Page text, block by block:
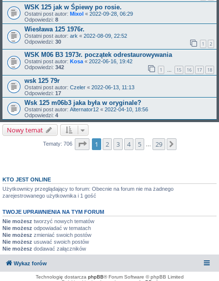
WSK 125 jak w Śpiewy po rosie.
Ostatni post autor: Mixol « 2022-09-28, 06:29
Odpowiedzi: 8
Wiesława 125 1976r.
Ostatni post autor: ark « 2022-08-09, 22:52
Odpowiedzi: 30 1 2
WSK M06 B3 1973r. początek odrestaurowywania
Ostatni post autor: Kosa « 2022-06-16, 19:42
Odpowiedzi: 342 1 … 15 16 17 18
wsk 125 79r
Ostatni post autor: Czeler « 2022-06-13, 11:13
Odpowiedzi: 17
Wsk 125 m06b3 jaka była w oryginale?
Ostatni post autor: Alternator12 « 2022-04-10, 18:56
Odpowiedzi: 4
Nowy temat
Tematy: 706 Strona1 z29
1 2 3 4 5 29
KTO JEST ONLINE
Użytkownicy przeglądający to forum: Obecnie na forum nie ma żadnego
zarejestrowanego użytkownika i 1 gość
TWOJE UPRAWNIENIA NA TYM FORUM
Nie możesz tworzyć nowych tematów
Nie możesz odpowiadać w tematach
Nie możesz zmieniać swoich postów
Nie możesz usuwać swoich postów
Nie możesz dodawać załączników
Wykaz forów
Technologię dostarcza phpBB® Forum Software © phpBB Limited